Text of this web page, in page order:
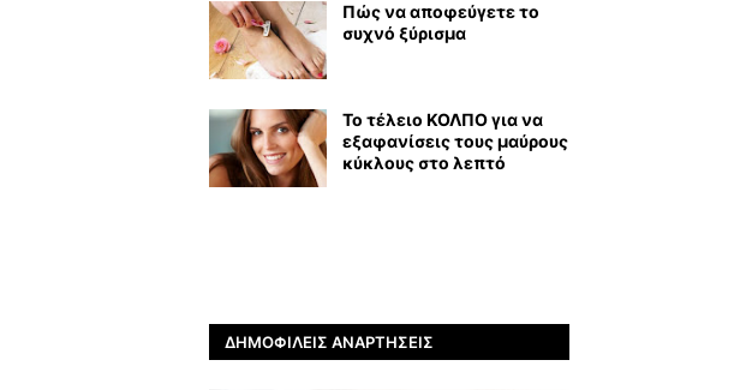
Πώς να αποφεύγετε το
συχνό ξύρισμα
Το τέλειο ΚΟΛΠΟ για να
εξαφανίσεις τους μαύρους
κύκλους στο λεπτό
ΔΗΜΟΦΙΛΕΊΣ ΑΝΑΡΤΉΣΕΙΣ